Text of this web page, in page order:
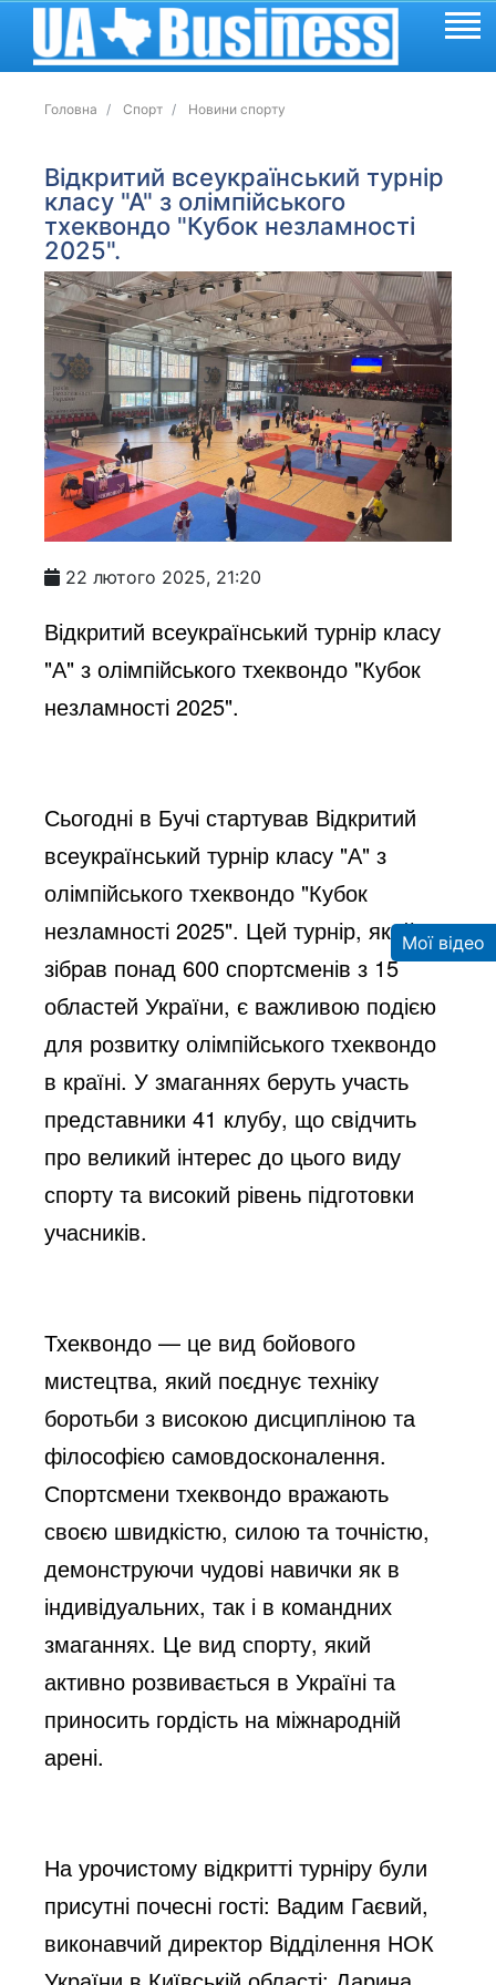
Головна Спорт Новини спорту
Відкритий всеукраїнський турнір
класу "А" з олімпійського
тхеквондо "Кубок незламності
2025".
22 лютого 2025, 21:20
Відкритий всеукраїнський турнір класу
"А" з олімпійського тхеквондо "Кубок
незламності 2025".
Сьогодні в Бучі стартував Відкритий
всеукраїнський турнір класу "А" з
олімпійського тхеквондо "Кубок
незламності 2025". Цей турнір, який
зібрав понад 600 спортсменів з 15
областей України, є важливою подією
для розвитку олімпійського тхеквондо
в країні. У змаганнях беруть участь
представники 41 клубу, що свідчить
про великий інтерес до цього виду
спорту та високий рівень підготовки
учасників.
Тхеквондо — це вид бойового
мистецтва, який поєднує техніку
боротьби з високою дисципліною та
філософією самовдосконалення.
Спортсмени тхеквондо вражають
своєю швидкістю, силою та точністю,
демонструючи чудові навички як в
індивідуальних, так і в командних
змаганнях. Це вид спорту, який
активно розвивається в Україні та
приносить гордість на міжнародній
арені.
На урочистому відкритті турніру були
присутні почесні гості: Вадим Гаєвий,
виконавчий директор Відділення НОК
Мої відео